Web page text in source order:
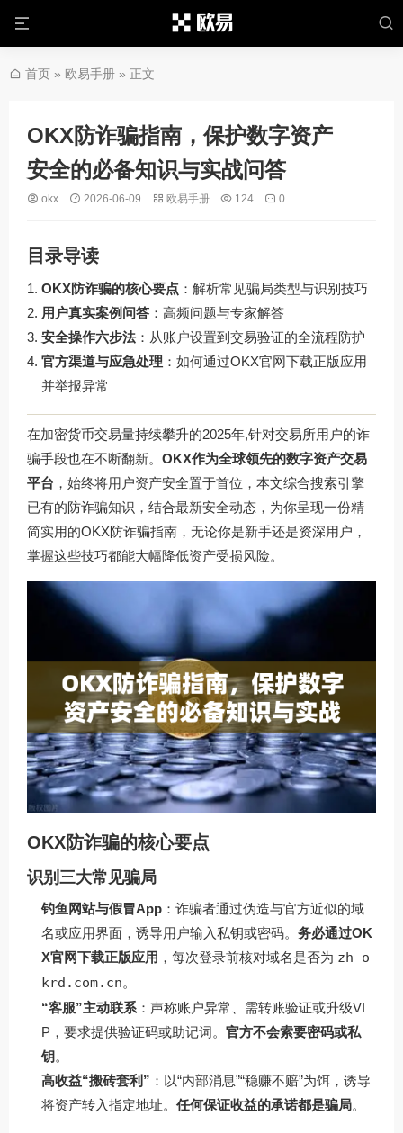
首页 » 欧易手册 » 正文
OKX防诈骗指南，保护数字资产
安全的必备知识与实战问答
okx 2026-06-09 欧易手册 124 0
目录导读
OKX防诈骗的核心要点 ：解析常见骗局类型与识别技巧
用户真实案例问答 ：高频问题与专家解答
安全操作六步法：从账户设置到交易验证的全流程防护
官方渠道与应急处理 ：如何通过OKX官网下载正版应用
并举报异常
在加密货币交易量持续攀升的2025年,针对交易所用户的诈
骗手段也在不断翻新。 OKX作为全球领先的数字资产交易
平台 ，始终将用户资产安全置于首位，本文综合搜索引擎
已有的防诈骗知识，结合最新安全动态，为你呈现一份精
简实用的OKX防诈骗指南，无论你是新手还是资深用户，
掌握这些技巧都能大幅降低资产受损风险。
OKX防诈骗的核心要点
识别三大常见骗局
钓鱼网站与假冒App ：诈骗者通过伪造与官方近似的域
名或应用界面，诱导用户输入私钥或密码。 务必通过OK
X官网下载正版应用 ，每次登录前核对域名是否为 zh-o
krd.com.cn。
“客服”主动联系 ：声称账户异常、需转账验证或升级VI
P，要求提供验证码或助记词。 官方不会索要密码或私
钥。
高收益“搬砖套利” ：以“内部消息”“稳赚不赔”为饵，诱导
将资产转入指定地址。 任何保证收益的承诺都是骗局。